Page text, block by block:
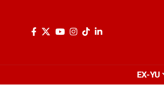
EX-YU